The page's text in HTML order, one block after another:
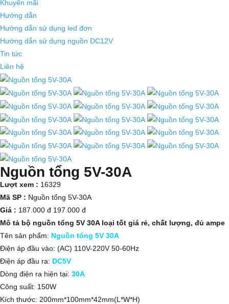
Khuyến mãi
Hướng dẫn
Hướng dẫn sử dụng led đơn
Hướng dẫn sử dụng nguồn DC12V
Tin tức
Liên hệ
Nguồn tổng 5V-30A
Lượt xem : 16329
Mã SP : Nguồn tổng 5V-30A
Giá : 187.000 đ 197.000 đ
Mô tả bộ nguồn tổng 5V 30A loại tốt giá rẻ, chất lượng, đủ ampe
Tên sản phẩm: Nguồn tổng 5V 30A
Điện áp đầu vào: (AC) 110V-220V 50-60Hz
Điện áp đầu ra: DC5V
Dòng điện ra hiện tại: 30A
Công suất: 150W
Kích thước: 200mm*100mm*42mm(L*W*H)